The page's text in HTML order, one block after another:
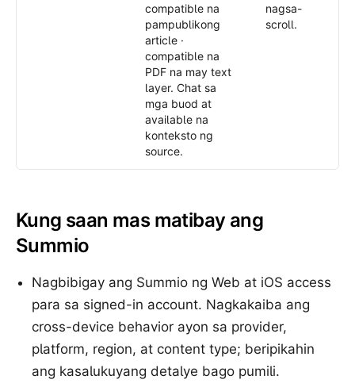
compatible na
pampublikong
article ·
compatible na
PDF na may text
layer. Chat sa
mga buod at
available na
konteksto ng
source.
nagsa-
scroll.
Kung saan mas matibay ang
Summio
Nagbibigay ang Summio ng Web at iOS access
para sa signed-in account. Nagkakaiba ang
cross-device behavior ayon sa provider,
platform, region, at content type; beripikahin
ang kasalukuyang detalye bago pumili.